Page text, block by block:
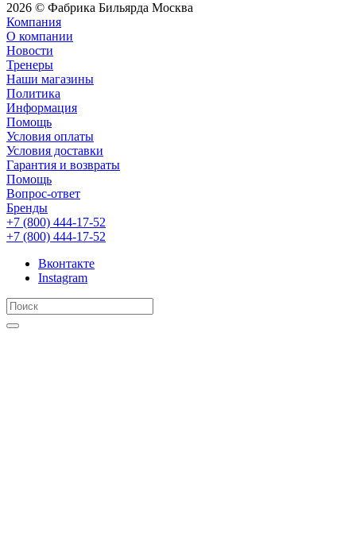
2026 © Фабрика Бильярда Москва
Компания
О компании
Новости
Тренеры
Наши магазины
Политика
Информация
Помощь
Условия оплаты
Условия доставки
Гарантия и возвраты
Помощь
Вопрос-ответ
Бренды
+7 (800) 444-17-52
+7 (800) 444-17-52
Вконтакте
Instagram